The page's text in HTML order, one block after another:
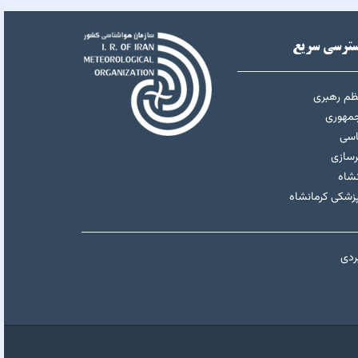
سریع
رهبری
کرمانشاه